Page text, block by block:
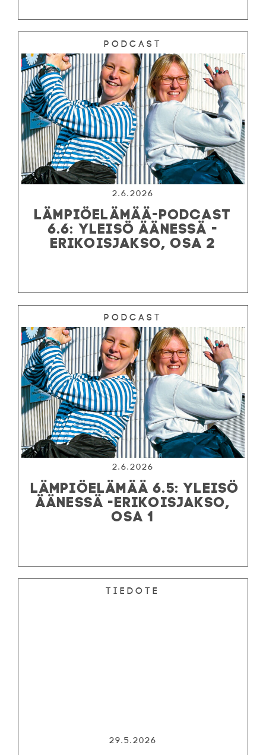
Podcast
2.6.2026
LÄMPIÖELÄMÄÄ-PODCAST
6.6: YLEISÖ ÄÄNESSÄ -
ERIKOISJAKSO, OSA 2
Podcast
2.6.2026
LÄMPIÖELÄMÄÄ 6.5: YLEISÖ
ÄÄNESSÄ -ERIKOISJAKSO,
OSA 1
Tiedote
29.5.2026